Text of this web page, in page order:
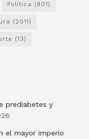
Política (801)
(2011)
(13)
prediabetes y
el mayor imperio